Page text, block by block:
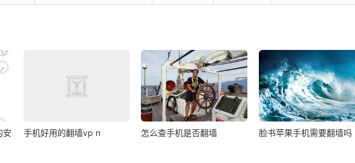
安
手机好用的翻墙vp n 怎么查手机是否翻墙 脸书苹果手机需要翻墙吗